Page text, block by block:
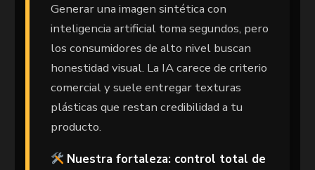
Generar una imagen sintética con
inteligencia artificial toma segundos, pero
los consumidores de alto nivel buscan
honestidad visual. La IA carece de criterio
comercial y suele entregar texturas
plásticas que restan credibilidad a tu
producto.
Nuestra fortaleza: control total de